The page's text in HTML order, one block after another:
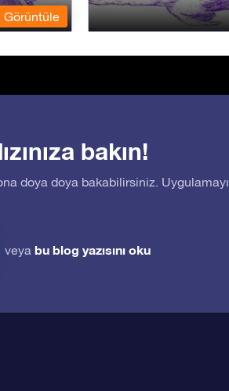
Görüntüle
bakın!
doya doya bakabilirsiniz. Uygulamayı
veya bu blog yazısını oku